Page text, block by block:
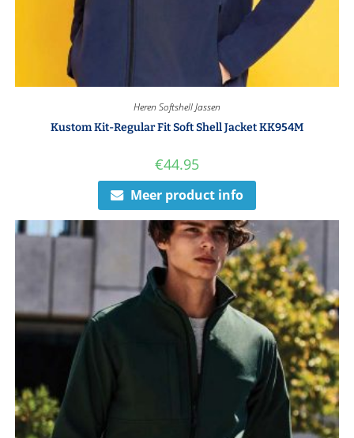
Heren Softshell Jassen
Kustom Kit-Regular Fit Soft Shell Jacket KK954M
€44.95
Meer product info